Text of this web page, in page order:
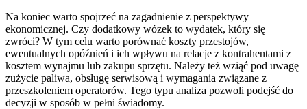
Na koniec warto spojrzeć na zagadnienie z perspektywy
ekonomicznej. Czy dodatkowy wózek to wydatek, który się
zwróci? W tym celu warto porównać koszty przestojów,
ewentualnych opóźnień i ich wpływu na relacje z kontrahentami z
kosztem wynajmu lub zakupu sprzętu. Należy też wziąć pod uwagę
zużycie paliwa, obsługę serwisową i wymagania związane z
przeszkoleniem operatorów. Tego typu analiza pozwoli podejść do
decyzji w sposób w pełni świadomy.